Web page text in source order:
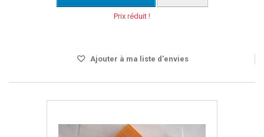
Prix réduit !
Ajouter à ma liste d'envies